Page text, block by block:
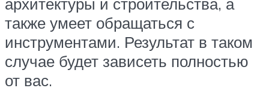
также умеет обращаться с
инструментами. Результат в таком
случае будет зависеть полностью
от вас.